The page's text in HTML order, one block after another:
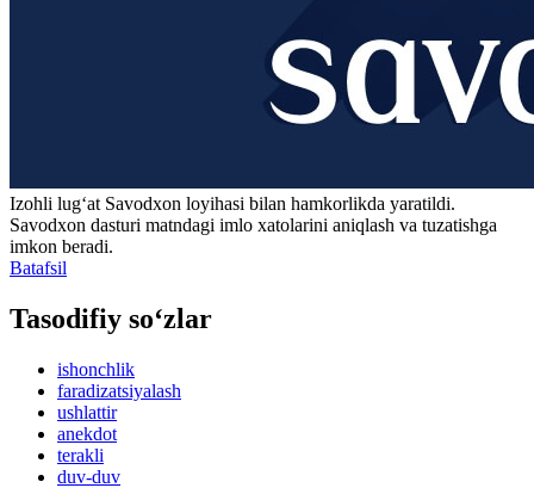
Izohli lugʻat Savodxon loyihasi bilan hamkorlikda yaratildi.
Savodxon dasturi matndagi imlo xatolarini aniqlash va tuzatishga
imkon beradi.
Batafsil
Tasodifiy so‘zlar
ishonchlik
faradizatsiyalash
ushlattir
anekdot
terakli
duv-duv